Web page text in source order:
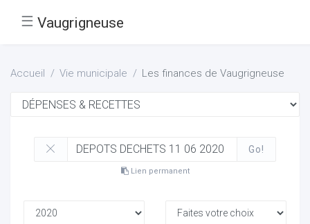
☰ Vaugrigneuse
Accueil Vie municipale Les finances de Vaugrigneuse
Go!
Lien permanent